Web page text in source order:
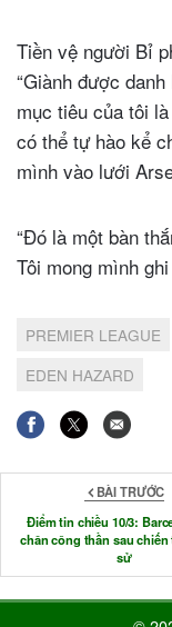
Tiền vệ người Bỉ
“Giành được
mục tiêu của tôi
có thể tự hào kể
mình vào lưới
“Đó là một bàn
Tôi mong mình
PREMIER LEAGUE
EDEN HAZARD
BÀI TRƯỚC
Điểm tin chiều 10/3:
chân công thần sau
sử